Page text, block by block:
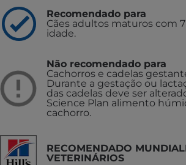
Recomendado para
Cães adultos maturos com
idade.
Não recomendado para
Cachorros e cadelas
Durante a gestação ou
das cadelas deve ser
Science Plan alimento
cachorro.
RECOMENDADO
VETERINÁRIOS